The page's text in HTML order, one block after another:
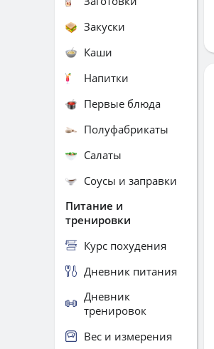
Закуски
Каши
Напитки
Первые блюда
Полуфабрикаты
Салаты
Соусы и заправки
Питание и
тренировки
Курс похудения
Дневник питания
Дневник
тренировок
Вес и измерения